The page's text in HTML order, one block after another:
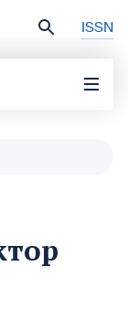
ISSN